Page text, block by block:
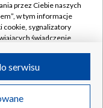
w likwidacji
przez Ciebie naszych
w tym informacje
cookie, sygnalizatory
świadczenie
przez Ciebie
IP, identyfikatory
serwisu